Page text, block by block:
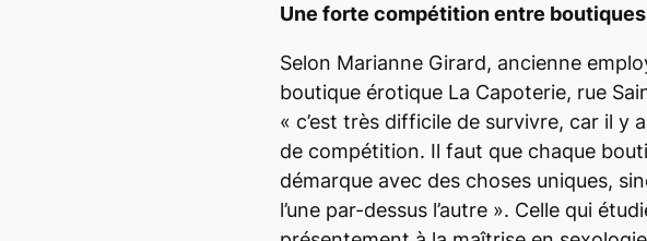
Une forte compétition entre boutiques
Selon Marianne Girard, ancienne
boutique érotique La Capoterie, rue
« c’est très difficile de survivre, car il y
de compétition. Il faut que chaque
démarque avec des choses uniques,
l’une par-dessus l’autre ». Celle qui